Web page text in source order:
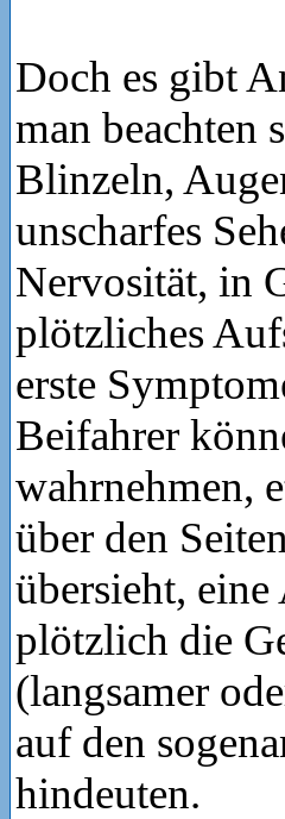
Doch es gibt
man beachten
Blinzeln,
unscharfes
Nervosität, in
plötzliches
erste
Beifahrer
wahrnehmen,
über den
übersieht,
plötzlich die
(langsamer
auf den
hindeuten.